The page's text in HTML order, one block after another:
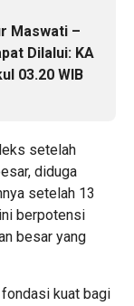
Maswati –
Dilalui: KA
03.20 WIB
setelah
diduga
setelah 13
berpotensi
besar yang
kuat bagi